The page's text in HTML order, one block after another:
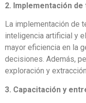
2. Implementación
La implementación de
inteligencia artificial y
mayor eficiencia en la
decisiones. Además,
exploración y
3. Capacitación y